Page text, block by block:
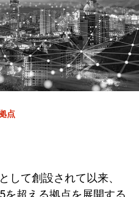
点
して創設されて以来、
を超える拠点を展開する